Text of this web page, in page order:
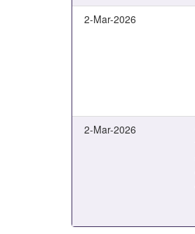
2-Mar-2026
2-Mar-2026